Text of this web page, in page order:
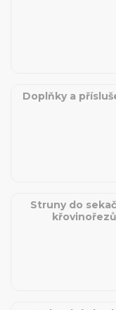
Doplňky a
Struny do
křovinořezů